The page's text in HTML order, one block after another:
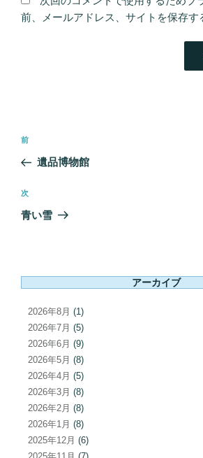
前、メールアドレス、サイトを保存す
ナ
ビ
ー
ン
前
の
稿
前
遺品博物館
次
の
次
青い雪
アーカイブ
2026年8月 (1)
2026年7月 (5)
2026年6月 (9)
2026年5月 (8)
2026年4月 (5)
2026年3月 (8)
2026年2月 (8)
2026年1月 (8)
2025年12月 (6)